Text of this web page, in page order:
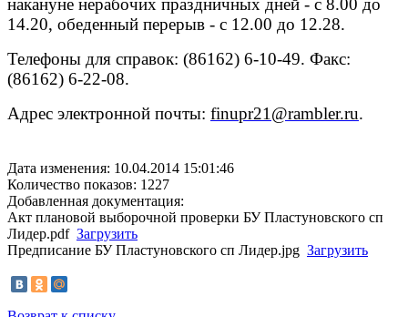
накануне нерабочих праздничных дней - с 8.00 до
14.20, обеденный перерыв - с 12.00 до 12.28.
Телефоны для справок: (86162) 6-10-49. Факс:
(86162) 6-22-08.
Адрес электронной почты: finupr21@rambler.ru.
Дата изменения: 10.04.2014 15:01:46
Количество показов: 1227
Добавленная документация:
Акт плановой выборочной проверки БУ Пластуновского сп
Лидер.pdf Загрузить
Предписание БУ Пластуновского сп Лидер.jpg Загрузить